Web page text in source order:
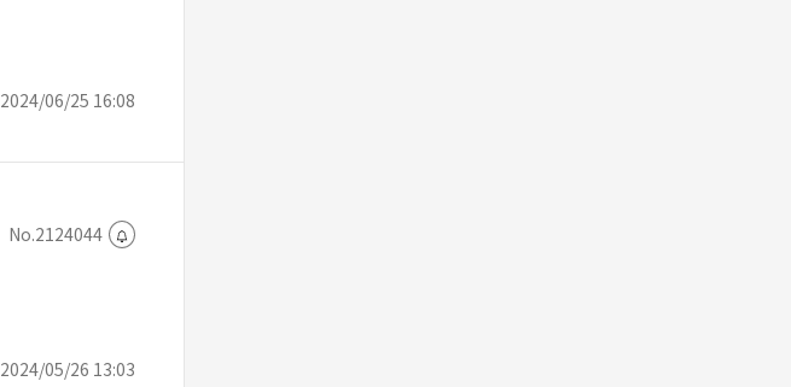
2024/06/25 16:08
No.2124044
2024/05/26 13:03